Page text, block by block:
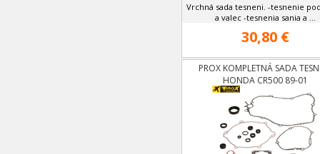
Vrchná sada tesneni. -tesnenie
a valec -tesnenia sania a ...
30,80 €
PROX KOMPLETNÁ SADA
HONDA CR500 89-01